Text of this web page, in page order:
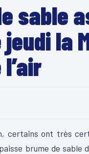
sable
la
certains ont très
brume de sable